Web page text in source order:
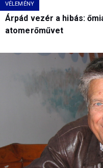
VÉLEMÉNY
Árpád vezér a hibás:
atomerőművet